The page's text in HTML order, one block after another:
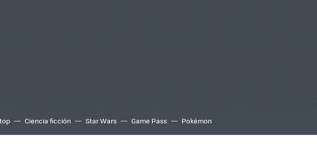
Ciencia ficción Star Wars Game Pass Pokémon